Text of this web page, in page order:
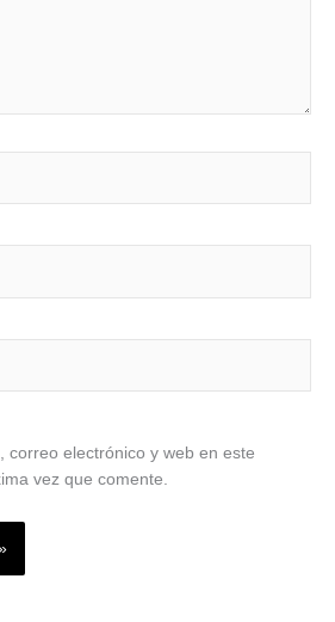
correo electrónico y web en este
vez que comente.